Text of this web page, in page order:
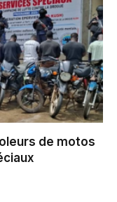
de motos